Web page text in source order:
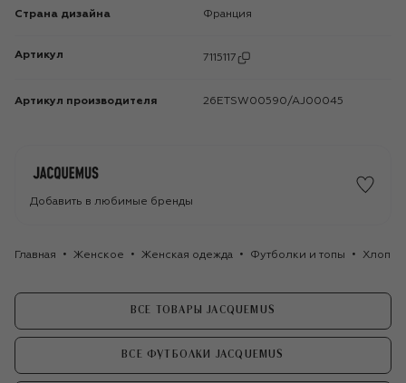
Страна дизайна Франция
Артикул 7115117
Артикул производителя 26ETSW00590/AJ00045
Добавить в любимые бренды
Главная Женское Женская одежда Футболки и топы
ВСЕ ТОВАРЫ JACQUEMUS
ВСЕ ФУТБОЛКИ JACQUEMUS